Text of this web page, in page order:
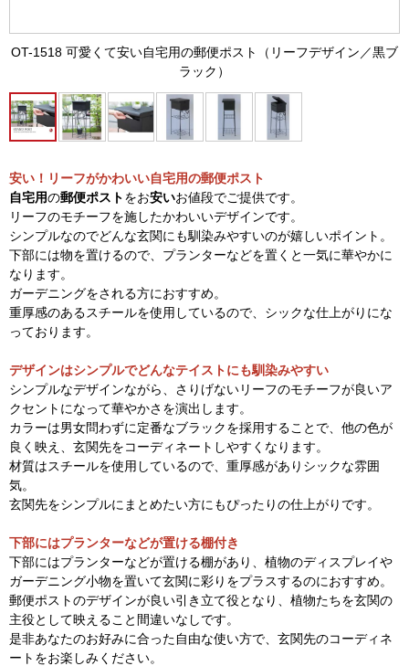
OT-1518 可愛くて安い自宅用の郵便ポスト（リーフデザイン／黒ブ
ラック）
安い！リーフがかわいい自宅用の郵便ポスト
自宅用の郵便ポストをお安いお値段でご提供です。
リーフのモチーフを施したかわいいデザインです。
シンプルなのでどんな玄関にも馴染みやすいのが嬉しいポイント。
下部には物を置けるので、プランターなどを置くと一気に華やかに
なります。
ガーデニングをされる方におすすめ。
重厚感のあるスチールを使用しているので、シックな仕上がりにな
っております。
デザインはシンプルでどんなテイストにも馴染みやすい
シンプルなデザインながら、さりげないリーフのモチーフが良いア
クセントになって華やかさを演出します。
カラーは男女問わずに定番なブラックを採用することで、他の色が
良く映え、玄関先をコーディネートしやすくなります。
材質はスチールを使用しているので、重厚感がありシックな雰囲
気。
玄関先をシンプルにまとめたい方にもぴったりの仕上がりです。
下部にはプランターなどが置ける棚付き
下部にはプランターなどが置ける棚があり、植物のディスプレイや
ガーデニング小物を置いて玄関に彩りをプラスするのにおすすめ。
郵便ポストのデザインが良い引き立て役となり、植物たちを玄関の
主役として映えること間違いなしです。
是非あなたのお好みに合った自由な使い方で、玄関先のコーディネ
ートをお楽しみください。